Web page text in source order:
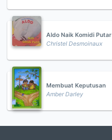
Aldo Naik Komidi Putar
Christel Desmoinaux
Membuat Keputusan
Amber Darley